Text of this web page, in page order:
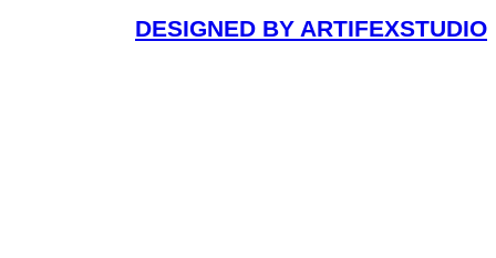
DESIGNED BY ARTIFEXSTUDIO